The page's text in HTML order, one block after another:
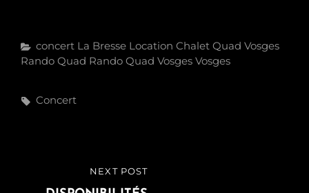
Categories
Concert La Bresse Location Chalet Quad Vosges
Rando Quad Rando Quad Vosges Vosges
Tags,
Concert
NavigationNEXT POST